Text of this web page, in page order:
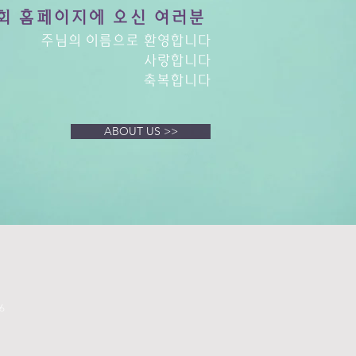
홈페이지에 오신 여러분
주님의 이름으로 환영합니다
사랑합니다
축복합니다
ABOUT US >>